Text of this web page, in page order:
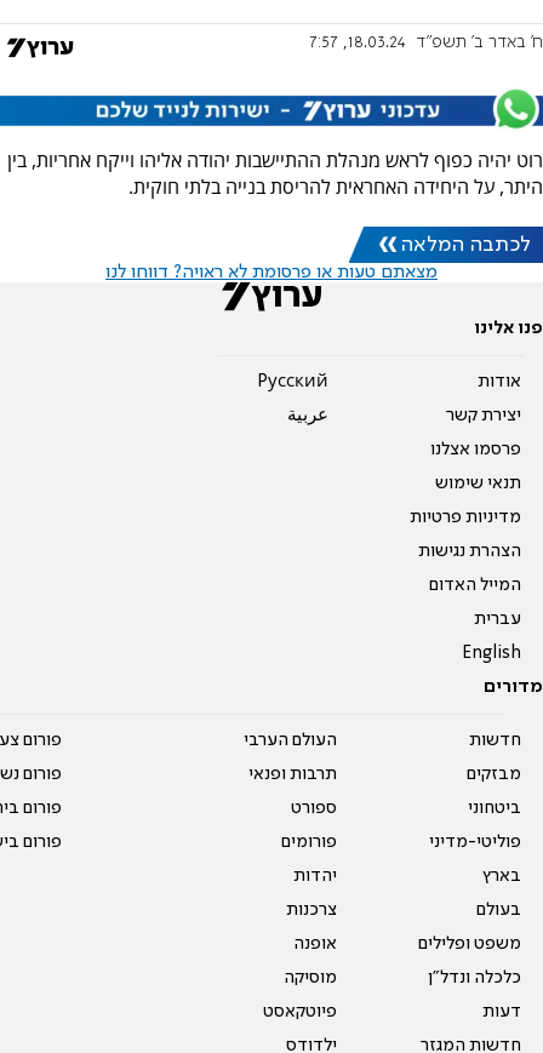
ח' באדר ב׳ תשפ"ד 18.03.24, 7:57
רוט יהיה כפוף לראש מנהלת ההתיישבות יהודה אליהו וייקח אחריות, בין
היתר, על היחידה האחראית להריסת בנייה בלתי חוקית.
לכתבה המלאה
מצאתם טעות או פרסומת לא ראויה? דווחו לנו
פנו אלינו
אודות
יצירת קשר
פרסמו אצלנו
תנאי שימוש
מדיניות פרטיות
הצהרת נגישות
המייל האדום
עברית
English
Pусский
عربية
מדורים
חדשות
מבזקים
ביטחוני
פוליטי-מדיני
בארץ
בעולם
משפט ופלילים
כלכלה ונדל"ן
דעות
חדשות המגזר
העולם הערבי
תרבות ופנאי
ספורט
פורומים
יהדות
צרכנות
אופנה
מוסיקה
פיוטקאסט
ילדודס
פורום
פורום
פורום
פורום